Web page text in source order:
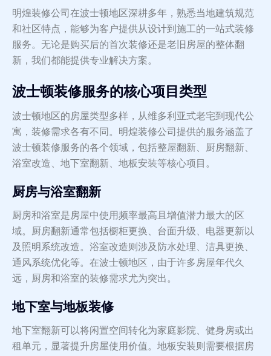
明煌装修公司在波士顿地区深耕多年，熟悉当地建筑规范
和社区特点，能够为客户提供从设计到施工的一站式装修
服务。无论是购买后的首次装修还是老旧房屋的整体翻
新，我们都能提供专业解决方案。
波士顿装修服务的核心项目类型
波士顿地区的房屋类型多样，从维多利亚式老宅到现代公
寓，装修需求各有不同。明煌装修公司提供的服务涵盖了
波士顿装修服务的各个领域，包括整屋翻新、厨房翻新、
浴室改造、地下室翻新、地板安装等核心项目。
厨房与浴室翻新
厨房和浴室是房屋中使用频率最高且增值潜力最大的区
域。厨房翻新通常包括橱柜更换、台面升级、电器更新以
及照明系统改造。浴室改造则涉及防水处理、洁具更换、
通风系统优化等。在波士顿地区，由于许多房屋年代久
远，厨房和浴室的装修需求尤为突出。
地下室与地板装修
地下室翻新可以将闲置空间转化为家庭影院、健身房或出
租单元，显著提升房屋使用价值。地板安装则需要根据房